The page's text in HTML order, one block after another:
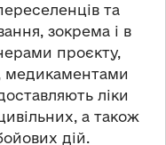
та
зокрема і в
проєкту,
медикаментами
ліки
а також
дій.